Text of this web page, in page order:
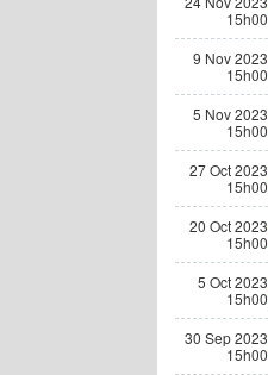
15h00
9 Nov 2023
15h00
5 Nov 2023
15h00
27 Oct 2023
15h00
20 Oct 2023
15h00
5 Oct 2023
15h00
30 Sep 2023
15h00